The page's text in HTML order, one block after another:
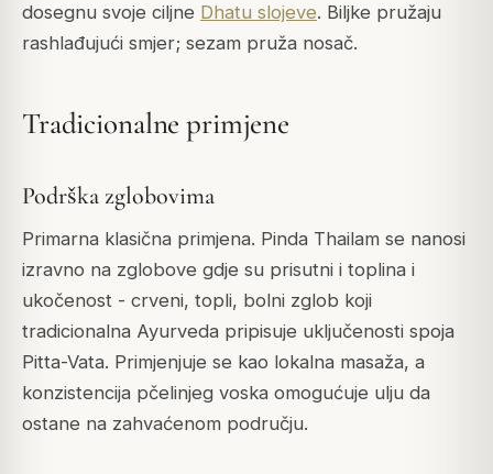
dosegnu svoje ciljne Dhatu slojeve. Biljke pružaju
rashlađujući smjer; sezam pruža nosač.
Tradicionalne primjene
Podrška zglobovima
Primarna klasična primjena. Pinda Thailam se nanosi
izravno na zglobove gdje su prisutni i toplina i
ukočenost - crveni, topli, bolni zglob koji
tradicionalna Ayurveda pripisuje uključenosti spoja
Pitta-Vata. Primjenjuje se kao lokalna masaža, a
konzistencija pčelinjeg voska omogućuje ulju da
ostane na zahvaćenom području.